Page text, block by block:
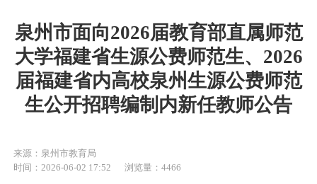
泉州市面向2026届教育部直属师范
大学福建省生源公费师范生、2026
届福建省内高校泉州生源公费师范
生公开招聘编制内新任教师公告
来源：泉州市教育局
时间：2026-06-02 17:52
浏览量： 4466